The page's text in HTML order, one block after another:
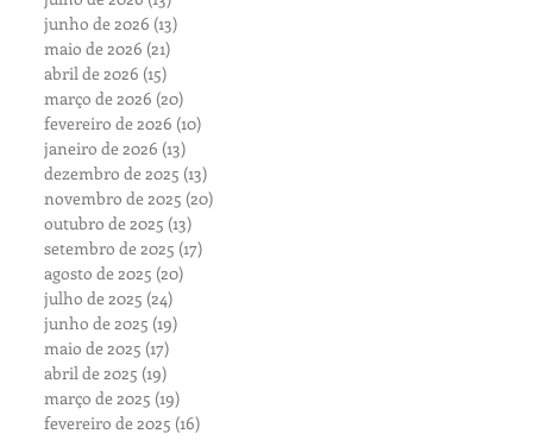
junho de 2026 (13)
maio de 2026 (21)
abril de 2026 (15)
março de 2026 (20)
fevereiro de 2026 (10)
janeiro de 2026 (13)
dezembro de 2025 (13)
novembro de 2025 (20)
outubro de 2025 (13)
setembro de 2025 (17)
agosto de 2025 (20)
julho de 2025 (24)
junho de 2025 (19)
maio de 2025 (17)
abril de 2025 (19)
março de 2025 (19)
fevereiro de 2025 (16)